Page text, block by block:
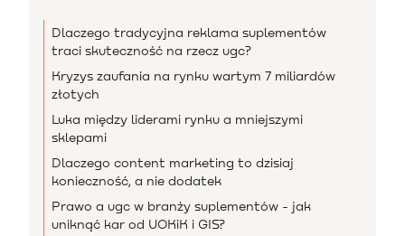
Dlaczego tradycyjna reklama suplementów
traci skuteczność na rzecz ugc?
Kryzys zaufania na rynku wartym 7 miliardów
złotych
Luka między liderami rynku a mniejszymi
sklepami
Dlaczego content marketing to dzisiaj
konieczność, a nie dodatek
Prawo a ugc w branży suplementów - jak
uniknąć kar od UOKiK i GIS?